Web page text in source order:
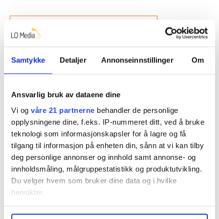
Samtykke Detaljer Annonseinnstillinger Om
Ansvarlig bruk av dataene dine
Vi og våre 21 partnerne behandler de personlige
opplysningene dine, f.eks. IP-nummeret ditt, ved å bruke
teknologi som informasjonskapsler for å lagre og få
tilgang til informasjon på enheten din, sånn at vi kan tilby
deg personlige annonser og innhold samt annonse- og
innholdsmåling, målgruppestatistikk og produktutvikling.
Du velger hvem som bruker dine data og i hvilke
hensikter.
Undermer infokan du lese om hvordan dine personlige
Ønsker du å si din mening?
Her finner du informasjon om debattinnlegg og
Debatt utenlandske arbeidere
Del artikkel